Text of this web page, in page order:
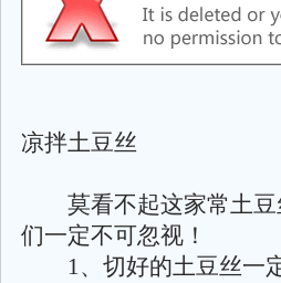
凉拌土豆丝
莫看不起这家常土豆
们一定不可忽视！
1、切好的土豆丝一定